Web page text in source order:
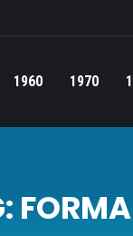
1960 1970